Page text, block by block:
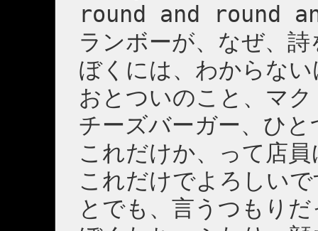
round and round
ランボーが、なぜ、
ぼくには、わからない
おとついのこと、マ
チーズバーガー、ひ
これだけか、って店
これだけでよろしい
とでも、言うつもり